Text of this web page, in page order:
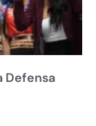
Defensa